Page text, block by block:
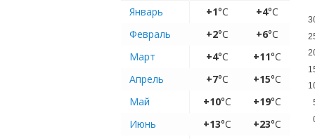
Январь
+1°C +4°C
Февраль
+2°C +6°C
Март
+4°C +11°C
Апрель
+7°C +15°C
Май
+10°C +19°C
Июнь
+13°C +23°C